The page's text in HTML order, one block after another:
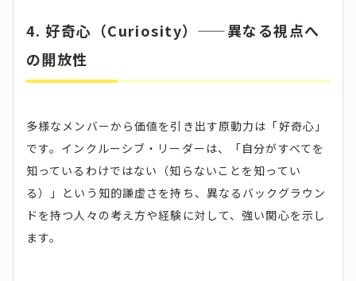
4. 好奇心（Curiosity）——異なる視点へ
の開放性
多様なメンバーから価値を引き出す原動力は「好奇心」
です。インクルーシブ・リーダーは、「自分がすべてを
知っているわけではない（知らないことを知ってい
る）」という知的謙虚さを持ち、異なるバックグラウン
ドを持つ人々の考え方や経験に対して、強い関心を示し
ます。